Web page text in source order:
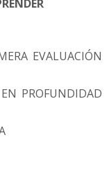
EVALUACIÓN
PROFUNDIDAD